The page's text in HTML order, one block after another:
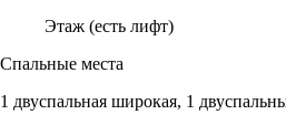
Этаж (есть лифт)
Спальные места
1 двуспальная широкая, 1